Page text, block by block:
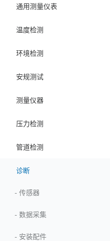
通用测量仪表
温度检测
环境检测
安规测试
测量仪器
压力检测
管道检测
诊断
- 传感器
- 数据采集
- 安装配件